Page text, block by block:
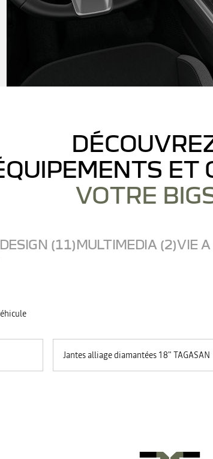
ET
VOTRE
DESIGN (11)MULTIMEDIA (2)VIE
Jantes alliage diamantées 18" TAGASAN